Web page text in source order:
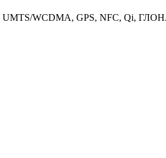
UMTS/WCDMA, GPS, NFC, Qi,